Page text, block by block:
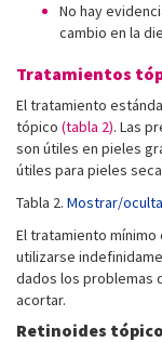
No hay
cambio en la
Tratamientos
El tratamiento
tópico (tabla 2). Las
son útiles en pieles
útiles para pieles
Tabla 2. Mostrar/
El tratamiento
utilizarse
dados los problemas
acortar.
Retinoides